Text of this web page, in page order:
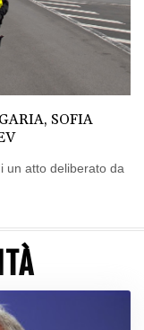
SOFIA
un atto deliberato da